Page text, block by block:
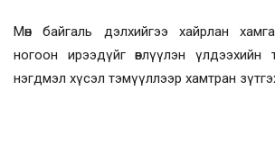
Мөн байгаль дэлхийгээ хайрлан
ногоон ирээдүйг өвлүүлэн үлдээхийн
нэгдмэл хүсэл тэмүүллээр хамтран